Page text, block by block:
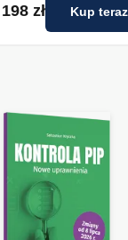
198 zł Kup teraz